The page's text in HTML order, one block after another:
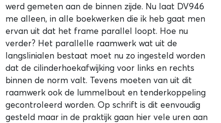
werd gemeten aan de binnen zijde. Nu laat DV946
me alleen, in alle boekwerken die ik heb gaat men
ervan uit dat het frame parallel loopt. Hoe nu
verder? Het parallelle raamwerk wat uit de
langslinialen bestaat moet nu zo ingesteld worden
dat de cilinderhoekafwijking voor links en rechts
binnen de norm valt. Tevens moeten van uit dit
raamwerk ook de lummelbout en tenderkoppeling
gecontroleerd worden. Op schrift is dit eenvoudig
gesteld maar in de praktijk gaan hier vele uren aan